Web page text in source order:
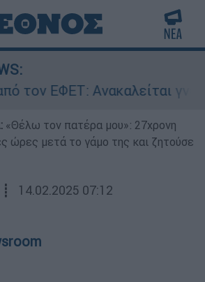
ΕΦΕΤ: Ανακαλείται
«Θέλω τον πατέρα μου»: 27χρονη
ώρες μετά το γάμο της και ζητούσε
┋ 14.02.2025 07:12